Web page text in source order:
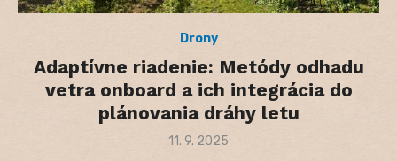
Drony
Adaptívne riadenie: Metódy odhadu
vetra onboard a ich integrácia do
plánovania dráhy letu
Posted
11. 9. 2025